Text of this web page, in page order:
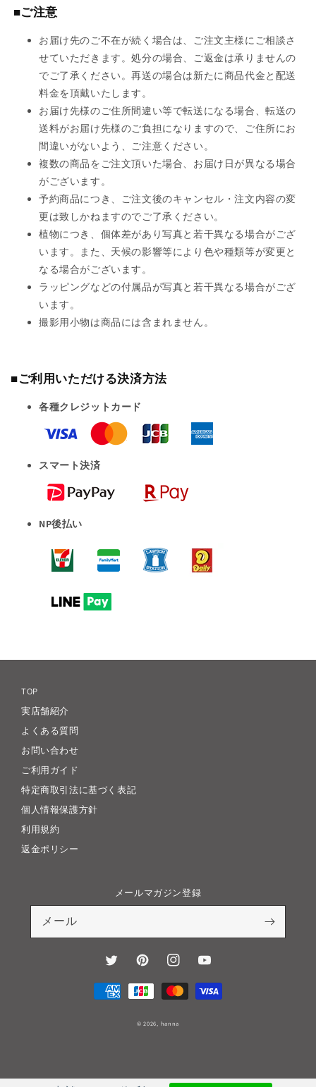
■ご注意
お届け先のご不在が続く場合は、ご注文主様にご相談さ
せていただきます。処分の場合、ご返金は承りませんの
でご了承ください。再送の場合は新たに商品代金と配送
料金を頂戴いたします。
お届け先様のご住所間違い等で転送になる場合、転送の
送料がお届け先様のご負担になりますので、ご住所にお
間違いがないよう、ご注意ください。
複数の商品をご注文頂いた場合、お届け日が異なる場合
がございます。
予約商品につき、ご注文後のキャンセル・注文内容の変
更は致しかねますのでご了承ください。
植物につき、個体差があり写真と若干異なる場合がござ
います。また、天候の影響等により色や種類等が変更と
なる場合がございます。
ラッピングなどの付属品が写真と若干異なる場合がござ
います。
撮影用小物は商品には含まれません。
■ご利用いただける決済方法
各種クレジットカード
スマート決済
NP後払い
TOP
実店舗紹介
よくある質問
お問い合わせ
ご利用ガイド
特定商取引法に基づく表記
個人情報保護方針
利用規約
返金ポリシー
メールマガジン登録
メール
Twitter PinterestInstagramYouTube
© 2026, hanna